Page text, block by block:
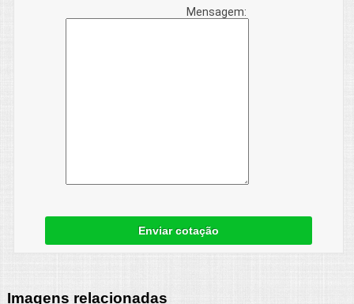
Mensagem:
Enviar cotação
Imagens relacionadas